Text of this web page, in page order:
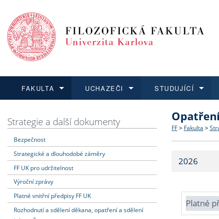
FAKULTA
Dozvědět se více
Struktura
Strategie
Fakultní
UCHAZEČI
Podat přihlášku
Co
Učitelské
STUDUJÍCÍ
Dozvědět se více
Dozvědět se více
O vědě a
Dozvědět se více
Aktuální
Strategie a další dokumenty
Bezpečnost
Strategické a dlouhodobé záměry
FF UK pro udržitelnost
Výroční zprávy
Platné vnitřní předpisy FF UK
Rozhodnutí a sdělení děkana, opatření a sdělení
FF > Fakulta >
2026
Platné